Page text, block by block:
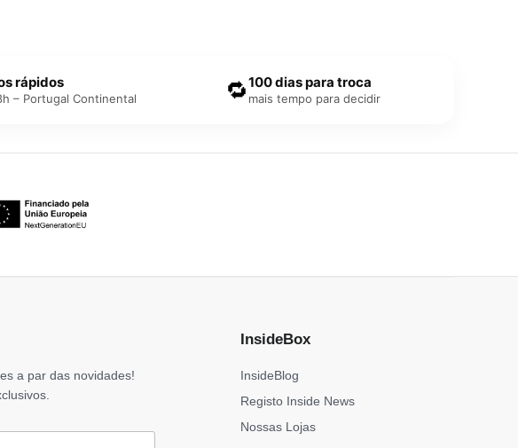
rápidos
– Portugal Continental 🔁100 dias para troca
mais tempo para decidir
a par das novidades!
InsideBox
InsideBlog
Registo Inside News
Nossas Lojas